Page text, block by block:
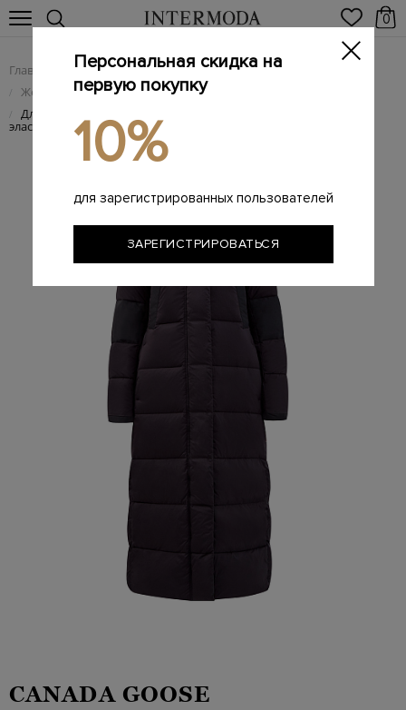
0
Главная Женщинам / Женская одежда
/ Женские пуховики
/ Длинный пуховик Alliston из нейлона CORDURA® с
эластичными манжетами
CANADA GOOSE
Персональная скидка на
первую покупку
10%
для зарегистрированных пользователей
ЗАРЕГИСТРИРОВАТЬСЯ